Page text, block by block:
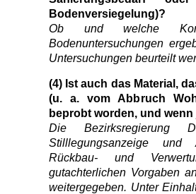
Bodenversiegelung)?
Ob und welche
Bodenuntersuchungen
Untersuchungen beurteilt
(4) Ist auch das Material,
(u. a. vom Abbruch
beprobt worden, und
Die
Stilllegungsanzeige und
Rückbau- und
gutachterlichen Vorgaben
weitergegeben. Unter